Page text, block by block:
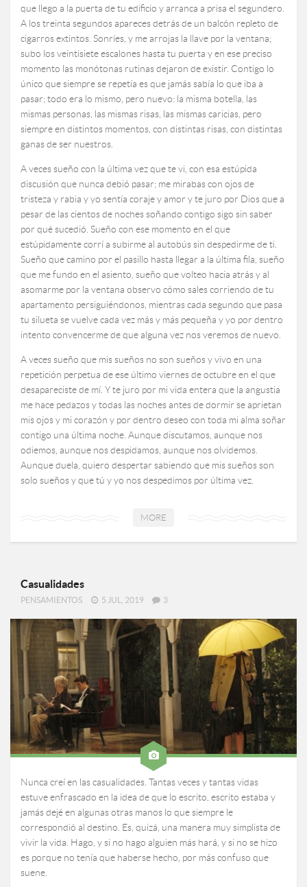
que llego a la puerta de tu edificio y arranca a prisa el segundero.
A los treinta segundos apareces detrás de un balcón repleto de
cigarros extintos. Sonríes, y me arrojas la llave por la ventana;
subo los veintisiete escalones hasta tu puerta y en ese preciso
momento las monótonas rutinas dejaron de existir. Contigo lo
único que siempre se repetía es que jamás sabía lo que iba a
pasar; todo era lo mismo, pero nuevo: la misma botella, las
mismas personas, las mismas risas, las mismas caricias, pero
siempre en distintos momentos, con distintas risas, con distintas
ganas de ser nuestros.
A veces sueño con la última vez que te vi, con esa estúpida
discusión que nunca debió pasar; me mirabas con ojos de
tristeza y rabia y yo sentía coraje y amor y te juro por Dios que a
pesar de las cientos de noches soñando contigo sigo sin saber
por qué sucedió. Sueño con ese momento en el que
estúpidamente corrí a subirme al autobús sin despedirme de ti.
Sueño que camino por el pasillo hasta llegar a la última fila, sueño
que me fundo en el asiento, sueño que volteo hacia atrás y al
asomarme por la ventana observo cómo sales corriendo de tu
apartamento persiguiéndonos, mientras cada segundo que pasa
tu silueta se vuelve cada vez más y más pequeña y yo por dentro
intento convencerme de que alguna vez nos veremos de nuevo.
A veces sueño que mis sueños no son sueños y vivo en una
repetición perpetua de ese último viernes de octubre en el que
desapareciste de mí. Y te juro por mi vida entera que la angustia
me hace pedazos y todas las noches antes de dormir se aprietan
mis ojos y mi corazón y por dentro deseo con toda mi alma soñar
contigo una última noche. Aunque discutamos, aunque nos
odiemos, aunque nos despidamos, aunque nos olvidemos.
Aunque duela, quiero despertar sabiendo que mis sueños son
solo sueños y que tú y yo nos despedimos por última vez.
MORE
Casualidades
PENSAMIENTOS 5 JUL, 2019 3
Nunca creí en las casualidades. Tantas veces y tantas vidas
estuve enfrascado en la idea de que lo escrito, escrito estaba y
jamás dejé en algunas otras manos lo que siempre le
correspondió al destino. Es, quizá, una manera muy simplista de
vivir la vida. Hago, y si no hago alguien más hará, y si no se hizo
es porque no tenía que haberse hecho, por más confuso que
suene.